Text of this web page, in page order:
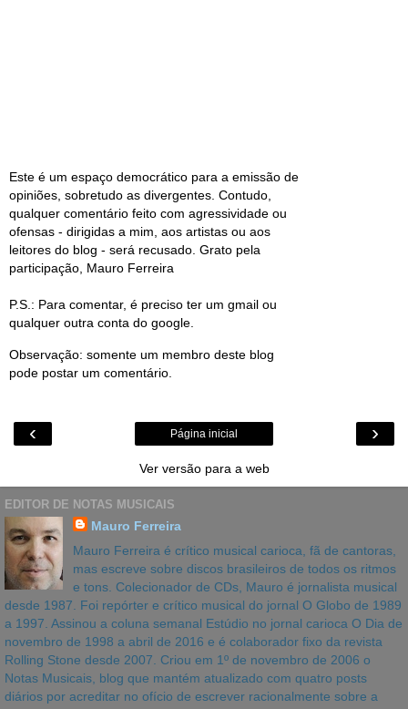
Este é um espaço democrático para a emissão de
opiniões, sobretudo as divergentes. Contudo,
qualquer comentário feito com agressividade ou
ofensas - dirigidas a mim, aos artistas ou aos
leitores do blog - será recusado. Grato pela
participação, Mauro Ferreira
P.S.: Para comentar, é preciso ter um gmail ou
qualquer outra conta do google.
Observação: somente um membro deste blog
pode postar um comentário.
‹ ›
Página inicial
Ver versão para a web
EDITOR DE NOTAS MUSICAIS
Mauro Ferreira
Mauro Ferreira é crítico musical carioca, fã de cantoras,
mas escreve sobre discos brasileiros de todos os ritmos
e tons. Colecionador de CDs, Mauro é jornalista musical
desde 1987. Foi repórter e crítico musical do jornal O Globo de 1989
a 1997. Assinou a coluna semanal Estúdio no jornal carioca O Dia de
novembro de 1998 a abril de 2016 e é colaborador fixo da revista
Rolling Stone desde 2007. Criou em 1º de novembro de 2006 o
Notas Musicais, blog que mantém atualizado com quatro posts
diários por acreditar no ofício de escrever racionalmente sobre a